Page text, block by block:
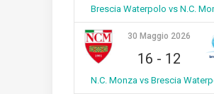
Brescia Waterpolo vs N.C.
30 Maggio 2026
16 - 12
N.C. Monza vs Brescia